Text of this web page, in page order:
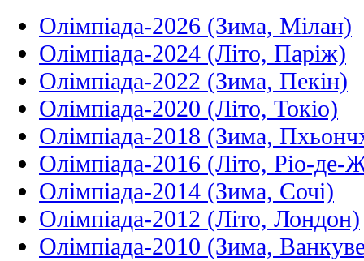
Олімпіада-2026 (Зима, Мілан)
Олімпіада-2024 (Літо, Паріж)
Олімпіада-2022 (Зима, Пекін)
Олімпіада-2020 (Літо, Токіо)
Олімпіада-2018 (Зима,
Олімпіада-2016 (Літо, Ріо-де-
Олімпіада-2014 (Зима, Сочі)
Олімпіада-2012 (Літо, Лондон)
Олімпіада-2010 (Зима,